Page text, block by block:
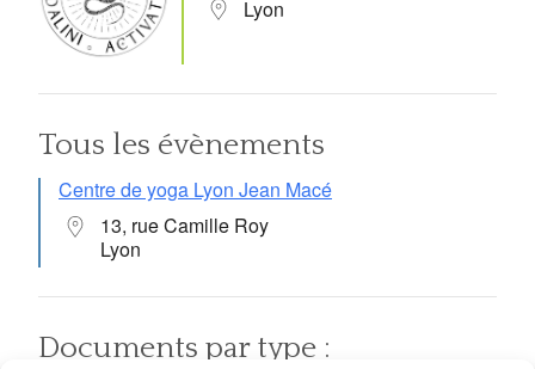
Lyon
Tous les évènements
Centre de yoga Lyon Jean Macé
13, rue Camille Roy
Lyon
Documents par type :